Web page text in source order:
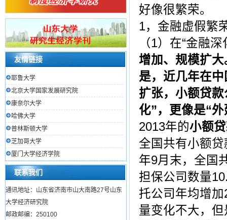
友情链接
耶鲁大学
北京大学国家发展研究院
康奈尔大学
哈佛大学
普林斯顿大学
芝加哥大学
厦门大学经济学院
联系我们
通讯地址：山东省济南市山大南路27号山东
大学经济研究院
邮政邮编：250100
好像很繁荣。
1，金融虚假繁
（1）在“金融
增加、规模扩
是，近几年在
扩张，小额贷
化”，更像是“
2013年的小额
全国共有小额
年9月末，全国
担保公司数量
托公司年均增
量变化不大，